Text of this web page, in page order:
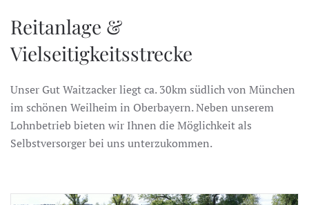
Reitanlage &
Vielseitigkeitsstrecke
Unser Gut Waitzacker liegt ca. 30km südlich von München
im schönen Weilheim in Oberbayern. Neben unserem
Lohnbetrieb bieten wir Ihnen die Möglichkeit als
Selbstversorger bei uns unterzukommen.